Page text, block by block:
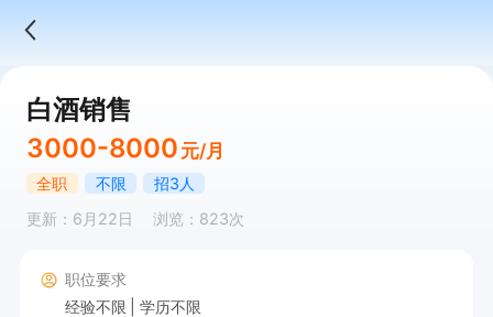
白酒销售
3000-8000 元/月
全职 不限
招3人
更新：6月22日
浏览：823次
职位要求
经验不限
学历不限